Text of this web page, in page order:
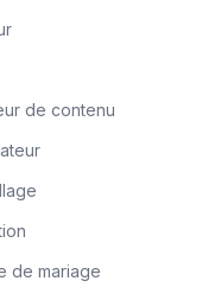
de contenu
de mariage